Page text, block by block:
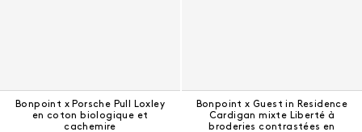
Bonpoint x Porsche Pull Loxley
en coton biologique et
cachemire
Bonpoint x Guest in Residence
Cardigan mixte Liberté à
broderies contrastées en